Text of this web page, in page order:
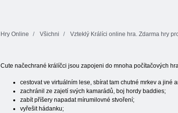
Hry Online Všichni Vzteklý Králíci online hra. Zdarma hry
Cute načechrané králíčci jsou zapojeni do mnoha počítačových
cestovat ve virtuálním lese, sbírat tam chutné mrkev a jiné
zachránil ze zajetí svých kamarádů, boj hordy baddies;
zabít příšery napadat mírumilovné stvoření;
vyřešit hádanku;